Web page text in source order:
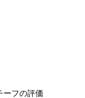
ーフの評価